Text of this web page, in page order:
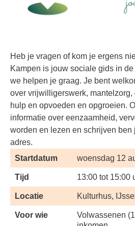
Heb je vragen of kom je ergens
Kampen is jouw sociale gids in
we helpen je graag. Je bent
over vrijwilligerswerk,
hulp en opvoeden en opgroeien.
informatie over eenzaamheid,
worden en lezen en schrijven
adres.
Startdatum
woensdag 12
Tijd 13:00 tot 15:00
Locatie Kulturhus,
Voor wie
Volwassenen